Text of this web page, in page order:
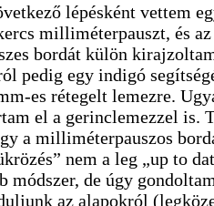
lépésként vettem
milliméterpauszt, és az
bordát külön
pedig egy indigó
es rétegelt lemezre.
el a gerinclemezzel is.
a milliméterpauszos
nem a leg „up to
módszer, de úgy
az alapokról